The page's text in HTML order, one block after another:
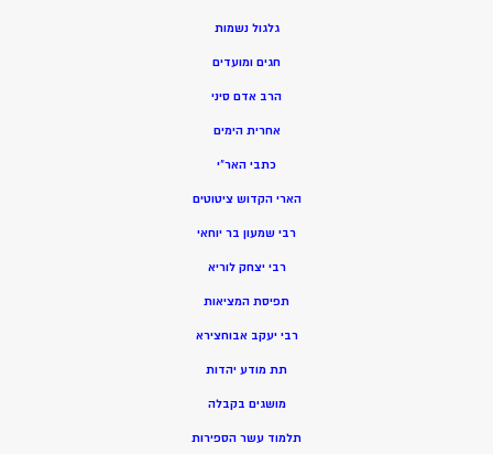
גלגול נשמות
חגים ומועדים
הרב אדם סיני
אחרית הימים
כתבי האר”י
הארי הקדוש ציטוטים
רבי שמעון בר יוחאי
רבי יצחק לוריא
תפיסת המציאות
רבי יעקב אבוחצירא
תת מודע יהדות
מושגים בקבלה
תלמוד עשר הספירות